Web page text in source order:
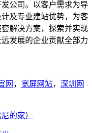
公司。以客户需求为导
及专业建站优势，为客
解决方案，探索并实现
发展的企业贡献全部力
网 ， 宽屏网站， 深圳网
的家）